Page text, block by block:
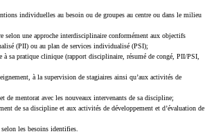
individuelles au besoin ou de groupes au centre ou dans le milieu
une approche interdisciplinaire conformément aux objectifs
(PII) ou au plan de services individualisé (PSI);
à sa pratique clinique (rapport disciplinaire, résumé de congé, PII/PSI,
à la supervision de stagiaires ainsi qu’aux activités de
de mentorat avec les nouveaux intervenants de sa discipline;
de sa discipline et aux activités de développement et d’évaluation de
les besoins identifies.